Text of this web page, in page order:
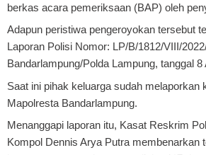
berkas acara pemeriksaan (BAP) oleh
Adapun peristiwa pengeroyokan tersebut
Laporan Polisi Nomor: LP/B/1812/VIII/
Bandarlampung/Polda Lampung, tanggal 8
Saat ini pihak keluarga sudah melaporkan
Mapolresta Bandarlampung.
Menanggapi laporan itu, Kasat Reskrim
Kompol Dennis Arya Putra membenarkan